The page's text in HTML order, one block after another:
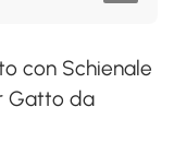
con Schienale
Gatto da